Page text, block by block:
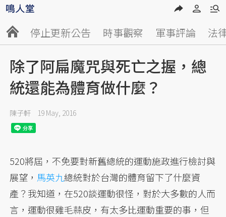
停止更新公告 時事觀察 軍事評論 法
除了阿扁魔咒與死亡之握，總
統還能為體育做什麼？
陳子軒 19 May, 2016
520將屆，不免要對新舊總統的運動施政進行檢討與
展望， 馬英九總統對於台灣的體育留下了什麼資
產？我知道，在520談運動很怪，對於大多數的人而
言，運動很雞毛蒜皮，有太多比運動重要的事，但